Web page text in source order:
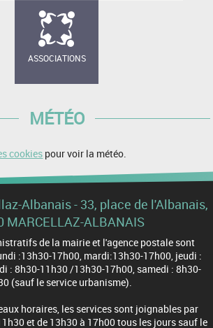
ASSOCIATIONS
MÉTÉO
cookies pour voir la météo.
Albanais - 33, place de l'Albanais,
MARCELLAZ-ALBANAIS
de la mairie et l'agence postale sont
:13h30-17h00, mardi:13h30-17h00, jeudi :
: 8h30-11h30 /13h30-17h00, samedi : 8h30-
(sauf le service urbanisme).
horaires, les services sont joignables par
et de 13h30 à 17h00 tous les jours sauf le